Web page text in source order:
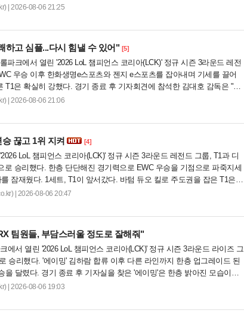
| 2026-08-06 21:25
하고 심플...다시 힘낼 수 있어" [5]
파크에서 열린 '2026 LoL 챔피언스 코리아(LCK)' 정규 시즌 3라운드 레전
우승 이후 한화생명e스포츠와 젠지 e스포츠를 잡아내며 기세를 끌어
T1은 확실히 강했다. 경기 종료 후 기자회견에 참석한 김대호 감독은 "오
| 2026-08-06 21:06
끊고 1위 지켜 [4]
LoL 챔피언스 코리아(LCK)' 정규 시즌 3라운드 레전드 그룹, T1과 디
로 승리했다. 한층 단단해진 경기력으로 EWC 우승을 기점으로 파죽지세
잠재웠다. 1세트, T1이 앞서갔다. 바텀 듀오 킬로 주도권을 잡은 T1은
| 2026-08-06 20:47
팀원들, 부담스러울 정도로 잘해줘"
에서 열린 '2026 LoL 챔피언스 코리아(LCK)' 정규 시즌 3라운드 라이즈 그
승리했다. '에이밍' 김하람 합류 이후 다른 라인까지 한층 업그레이드 된
을 달렸다. 경기 종료 후 기자실을 찾은 '에이밍'은 한층 밝아진 모습이었
| 2026-08-06 19:03